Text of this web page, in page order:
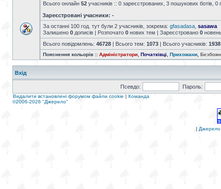
Всього онлайн 52 учасників :: 0 зареєстрованих, 3 пошукових ботів, 0
Зареєстровані учасники: -
За останні 100 год. тут були 2 учасників, зокрема: gfasadasa sasawa
Залишено 0 дописів | Розпочато 0 нових тем | Зареєстровано 0
Всього повідомлень: 46728 | Всього тем: 1073 | Всього учасників: 1938
Пояснення кольорів :: Адміністратори Початківці Прихожани
Вхід
Псевдо: Пароль:
Видалити встановлені форумом файли cookie | Команда
©2006-2026 "Джерело"
| Джерело